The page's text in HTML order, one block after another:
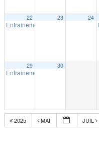
22
Entrainement extérieur à
23 24
29
Entrainement extérieur à
30
2025 MAI JUIL